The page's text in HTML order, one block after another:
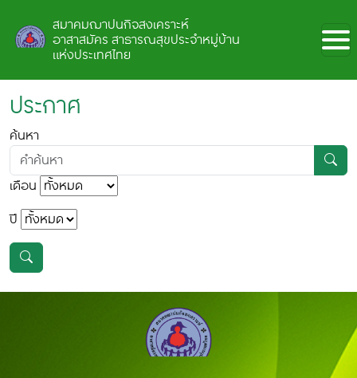
สมาคมฌาปนกิจสงเคราะห์
อาสาสมัคร สาธารณสุขประจำหมู่บ้าน
แห่งประเทศไทย
ประกาศ
ค้นหา
เดือน
ปี